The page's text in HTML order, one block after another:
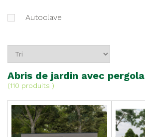
Autoclave
Abris de jardin avec pergola
(110 produits )